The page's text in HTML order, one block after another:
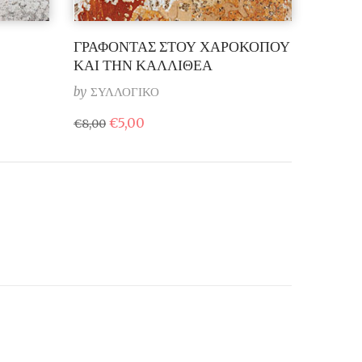
ΓΡΑΦΟΝΤΑΣ ΣΤΟΥ ΧΑΡΟΚΟΠΟΥ
ΚΑΙ ΤΗΝ ΚΑΛΛΙΘΕΑ
by ΣΥΛΛΟΓΙΚΟ
€8,00 Original
price
€8,00.
€5,00
είναι: